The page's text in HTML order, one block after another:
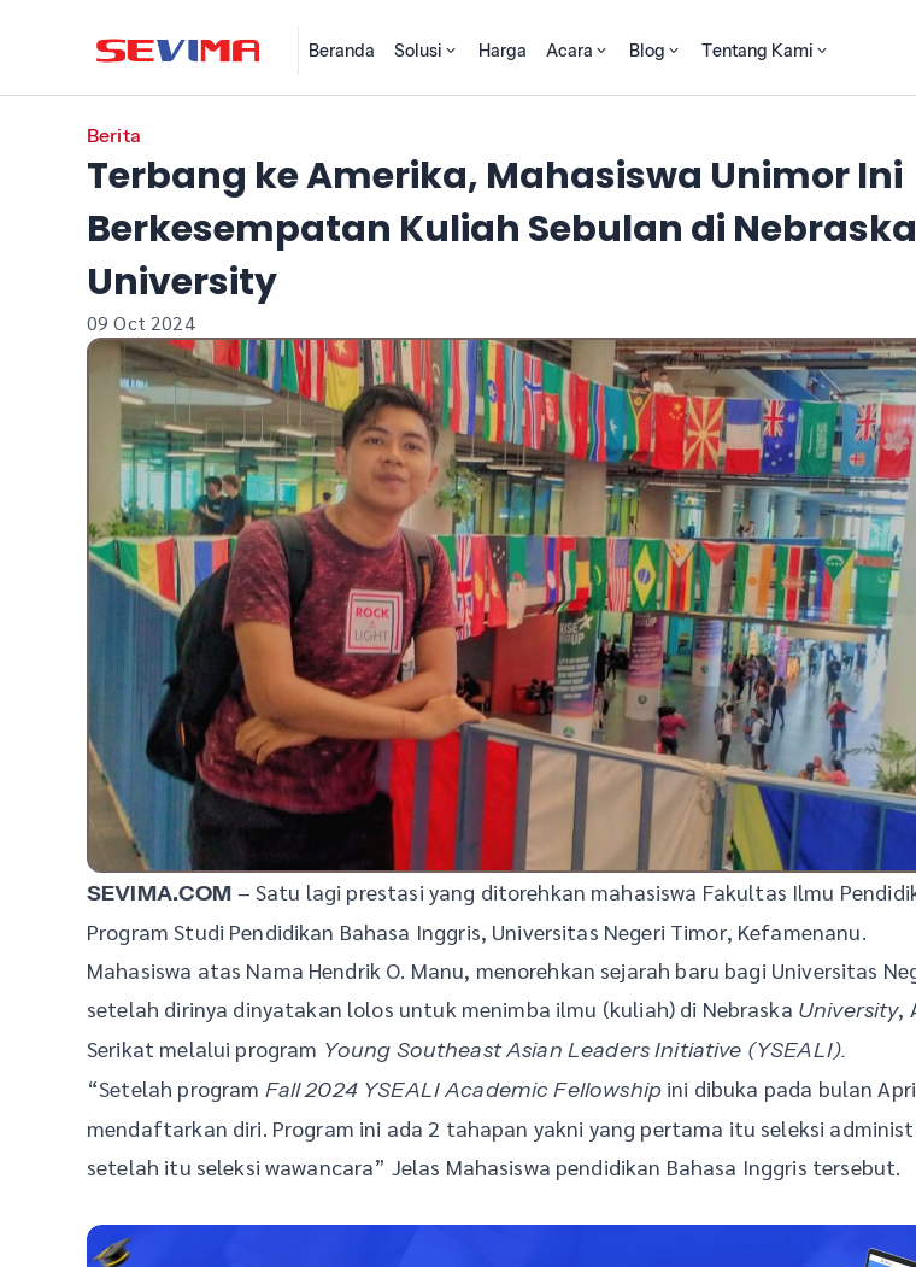
Beranda Solusi Harga Acara Blog Tentang Kami
Berita
Terbang ke Amerika, Mahasiswa Unimor Ini
Berkesempatan Kuliah Sebulan di Nebraska
University
09 Oct 2024
SEVIMA.COM – Satu lagi prestasi yang ditorehkan mahasiswa Fakultas Ilmu
Program Studi Pendidikan Bahasa Inggris, Universitas Negeri Timor, Kefamenanu.
Mahasiswa atas Nama Hendrik O. Manu, menorehkan sejarah baru bagi Universitas
setelah dirinya dinyatakan lolos untuk menimba ilmu (kuliah) di Nebraska University,
Serikat melalui program Young Southeast Asian Leaders Initiative (YSEALI).
“Setelah program Fall 2024 YSEALI Academic Fellowshipini dibuka pada bulan
mendaftarkan diri. Program ini ada 2 tahapan yakni yang pertama itu seleksi
setelah itu seleksi wawancara” Jelas Mahasiswa pendidikan Bahasa Inggris tersebut.